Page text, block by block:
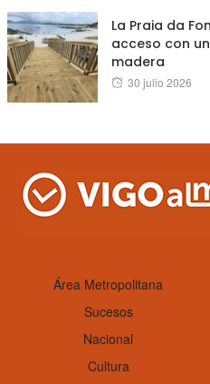
La Praia da
acceso con
madera
Posted
30 julio 2026
Área Metropolitana
Sucesos
Nacional
Cultura